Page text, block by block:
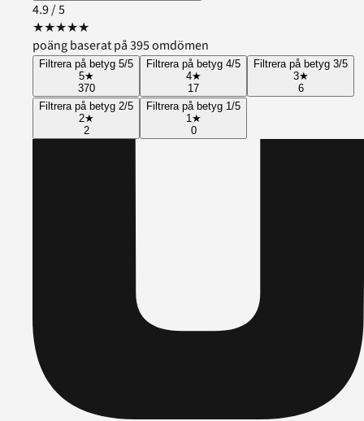
4.9/ 5
★★★★★
poäng baserat på 395 omdömen
Filtrera på betyg 5/5
5★
370
Filtrera på betyg 4/5
4★
17
Filtrera på betyg 3/5
3★
6
Filtrera på betyg 2/5
2★
2
Filtrera på betyg 1/5
1★
0